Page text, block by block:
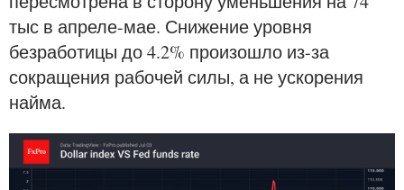
тыс в апреле-мае. Снижение уровня
безработицы до 4.2% произошло из-за
сокращения рабочей силы, а не ускорения
найма.